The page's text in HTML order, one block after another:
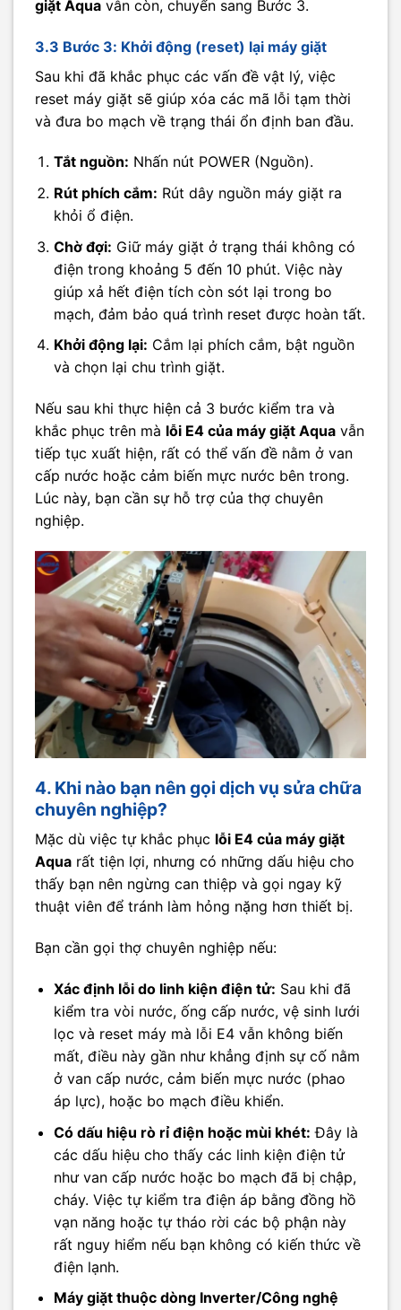
giặt Aqua vẫn còn, chuyển sang Bước 3.
3.3 Bước 3: Khởi động (reset) lại máy giặt
Sau khi đã khắc phục các vấn đề vật lý, việc
reset máy giặt sẽ giúp xóa các mã lỗi tạm thời
và đưa bo mạch về trạng thái ổn định ban đầu.
Tắt nguồn: Nhấn nút POWER (Nguồn).
Rút phích cắm: Rút dây nguồn máy giặt ra
khỏi ổ điện.
Chờ đợi: Giữ máy giặt ở trạng thái không có
điện trong khoảng 5 đến 10 phút. Việc này
giúp xả hết điện tích còn sót lại trong bo
mạch, đảm bảo quá trình reset được hoàn tất.
Khởi động lại: Cắm lại phích cắm, bật nguồn
và chọn lại chu trình giặt.
Nếu sau khi thực hiện cả 3 bước kiểm tra và
khắc phục trên mà lỗi E4 của máy giặt Aqua vẫn
tiếp tục xuất hiện, rất có thể vấn đề nằm ở van
cấp nước hoặc cảm biến mực nước bên trong.
Lúc này, bạn cần sự hỗ trợ của thợ chuyên
nghiệp.
4. Khi nào bạn nên gọi dịch vụ sửa chữa
chuyên nghiệp?
Mặc dù việc tự khắc phục lỗi E4 của máy giặt
Aqua rất tiện lợi, nhưng có những dấu hiệu cho
thấy bạn nên ngừng can thiệp và gọi ngay kỹ
thuật viên để tránh làm hỏng nặng hơn thiết bị.
Bạn cần gọi thợ chuyên nghiệp nếu:
Xác định lỗi do linh kiện điện tử: Sau khi đã
kiểm tra vòi nước, ống cấp nước, vệ sinh lưới
lọc và reset máy mà lỗi E4 vẫn không biến
mất, điều này gần như khẳng định sự cố nằm
ở van cấp nước, cảm biến mực nước (phao
áp lực), hoặc bo mạch điều khiển.
Có dấu hiệu rò rỉ điện hoặc mùi khét: Đây là
các dấu hiệu cho thấy các linh kiện điện tử
như van cấp nước hoặc bo mạch đã bị chập,
cháy. Việc tự kiểm tra điện áp bằng đồng hồ
vạn năng hoặc tự tháo rời các bộ phận này
rất nguy hiểm nếu bạn không có kiến thức về
điện lạnh.
Máy giặt thuộc dòng Inverter/Công nghệ